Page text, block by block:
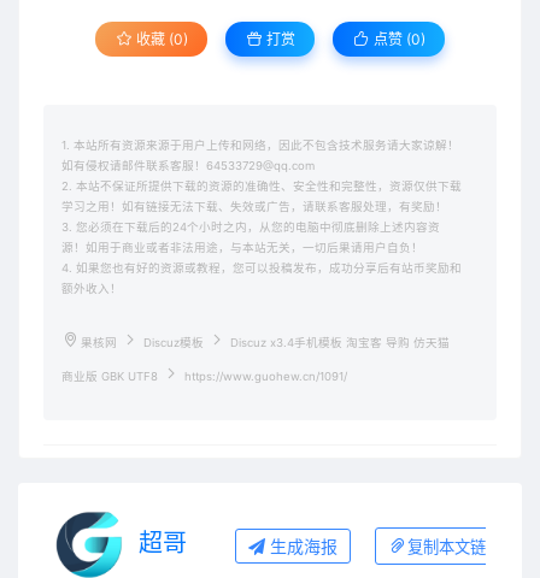
收藏 (0) 打赏 点赞 (0)
1. 本站所有资源来源于用户上传和网络，因此不包含技术服务请大家谅解！
如有侵权请邮件联系客服！64533729@qq.com
2. 本站不保证所提供下载的资源的准确性、安全性和完整性，资源仅供下载
学习之用！如有链接无法下载、失效或广告，请联系客服处理，有奖励！
3. 您必须在下载后的24个小时之内，从您的电脑中彻底删除上述内容资
源！如用于商业或者非法用途，与本站无关，一切后果请用户自负！
4. 如果您也有好的资源或教程，您可以投稿发布，成功分享后有站币奖励和
额外收入！
果核网 Discuz模板 Discuz x3.4手机模板 淘宝客 导购 仿天猫
商业版 GBK UTF8 https://www.guohew.cn/1091/
超哥 生成海报 复制本文链接